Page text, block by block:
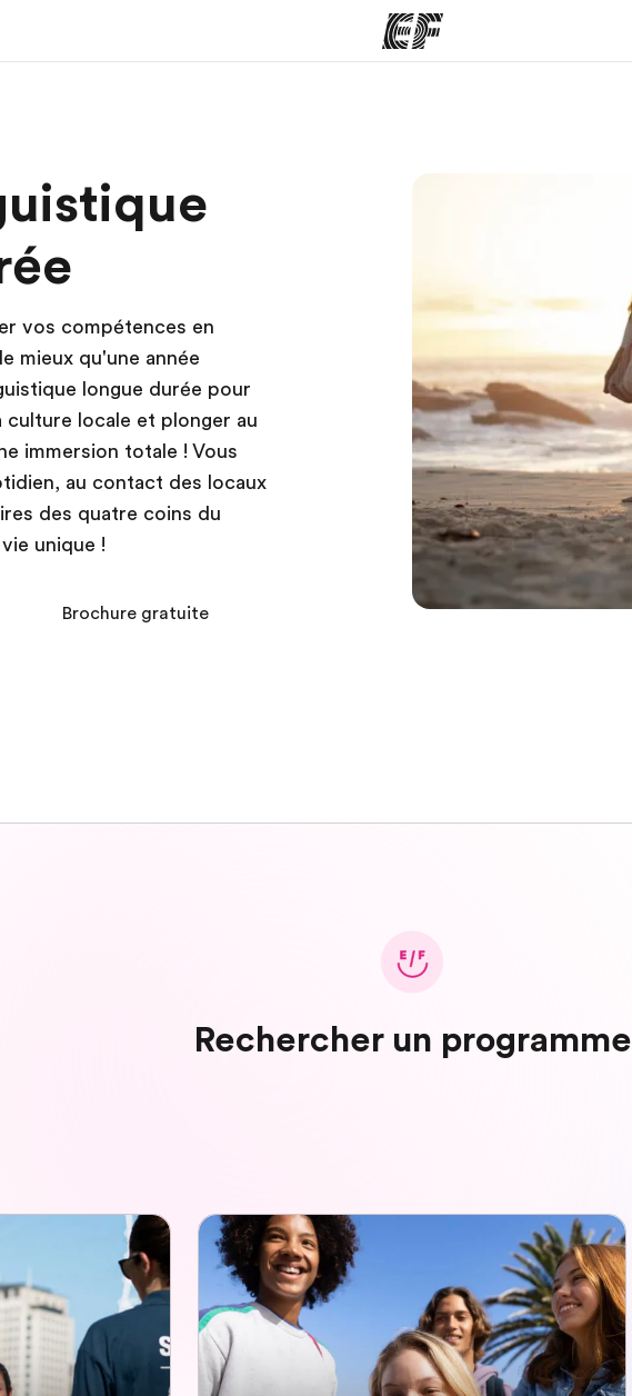
Nos offres
vos compétences en
mieux qu'une année
longue durée pour
culture locale et plonger au
immersion totale ! Vous
au contact des locaux
des quatre coins du
unique !
Brochure gratuite
Rechercher un programme